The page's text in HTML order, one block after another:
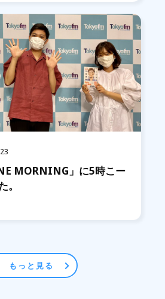
MORNING」に5時こー
。
もっと見る